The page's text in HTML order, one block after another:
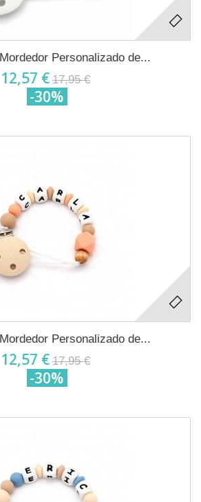
Personalizado de...
12,57 € 17,95 €
-30%
Personalizado de...
12,57 € 17,95 €
-30%